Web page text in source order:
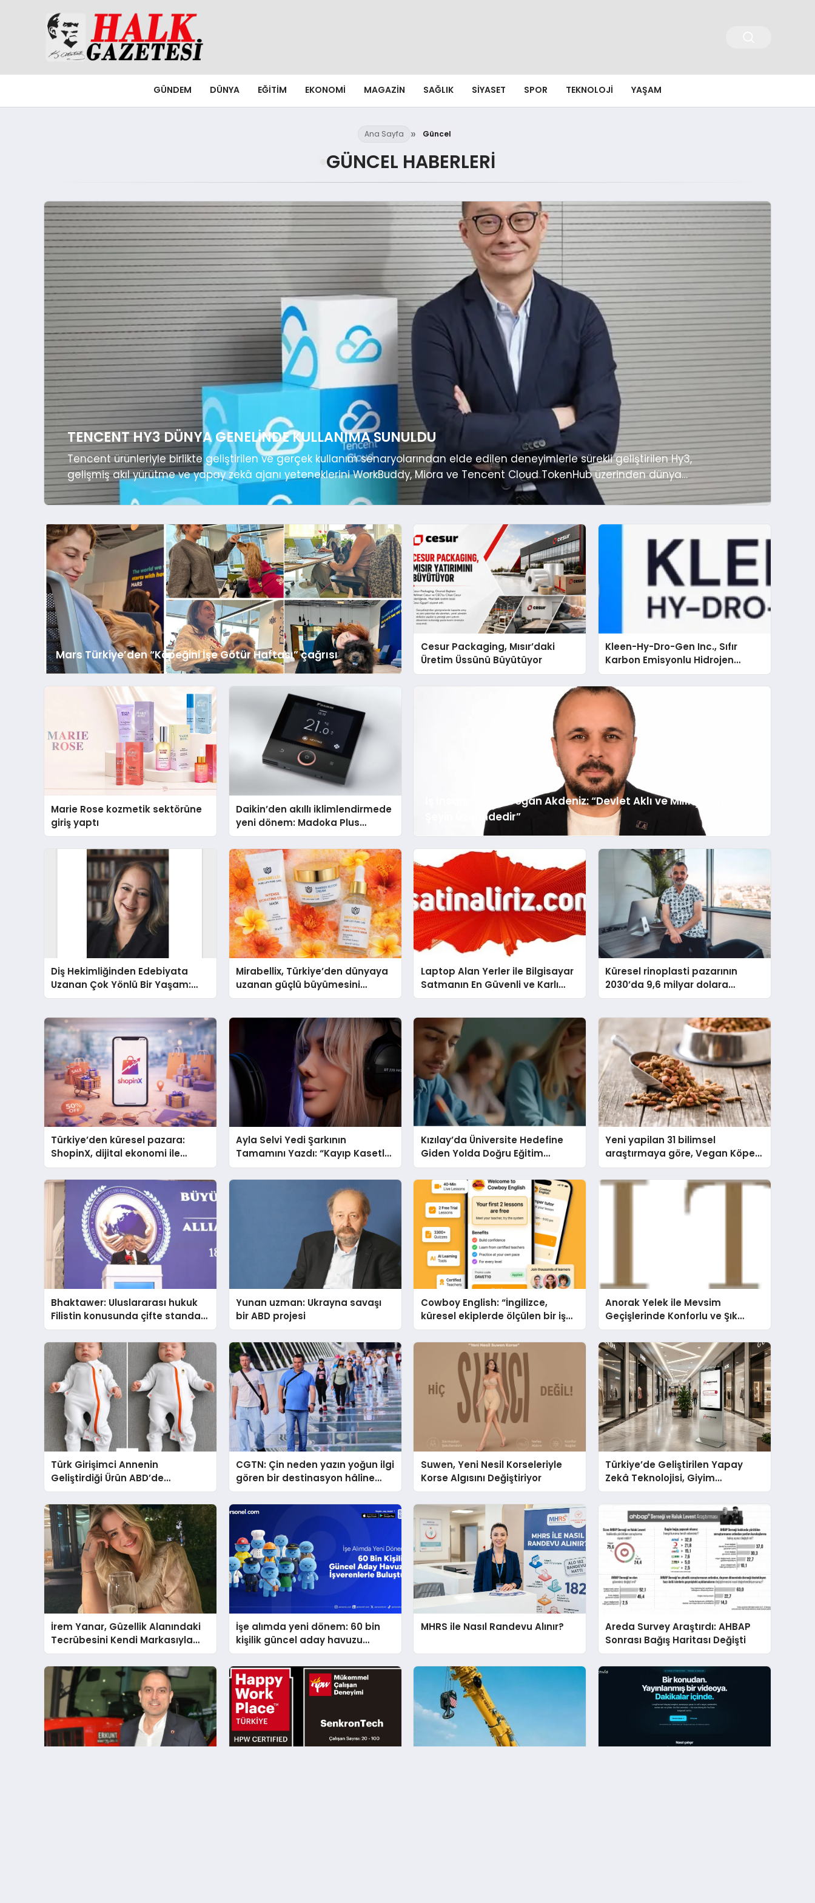
GÜNDEM DÜNYA EĞITIM EKONOMI MAGAZIN SAĞLIK SIYASET SPOR TEKNOLOJI YAŞAM
Ana Sayfa Güncel
GÜNCEL HABERLERI
TENCENT HY3 DÜNYA GENELINDE KULLANIMA SUNULDU
Tencent ürünleriyle birlikte geliştirilen ve gerçek kullanım senaryolarından elde edilen deneyimlerle sürekli geliştirilen Hy3,
gelişmiş akıl yürütme ve yapay zekâ ajanı yeteneklerini WorkBuddy, Miora ve Tencent Cloud TokenHub üzerinden dünya
genelindeki kullanıcılara sunuyor. Tencent, 6 Temmuz’da resmi olarak kullanıma sunulan Tencent Hy3’ün (eski adıyla Tencent
Hunyuan) uluslararası erişiminin genişletildiğini bugün duyurdu. Bu adımla birlikte geliştiriciler,...
Mars Türkiye’den “Köpeğini İşe Götür Haftası” çağrısı
Cesur Packaging, Mısır’daki
Üretim Üssünü Büyütüyor
Kleen-Hy-Dro-Gen Inc., Sıfır
Karbon Emisyonlu Hidrojen
Isıtma Teknolojisinde ISO ve
TSSA Düzenleyici Onaylarını Aldı
Marie Rose kozmetik sektörüne
giriş yaptı
Daikin’den akıllı iklimlendirmede
yeni dönem: Madoka Plus
Türkiye’de
İş İnsanı-Yazar Doğan Akdeniz: “Devlet Aklı ve Milli Çıkarlar Her
Şeyin Üzerindedir”
Diş Hekimliğinden Edebiyata
Uzanan Çok Yönlü Bir Yaşam:
Yeşim Şahin Yaman
Mirabellix, Türkiye’den dünyaya
uzanan güçlü büyümesini
sürdürüyor
Laptop Alan Yerler ile Bilgisayar
Satmanın En Güvenli ve Karlı
Yolu
Küresel rinoplasti pazarının
2030’da 9,6 milyar dolara
ulaşması bekleniyor
Türkiye’den küresel pazara:
ShopinX, dijital ekonomi ile
gerçek dünya alışverişini bir
araya getirmeyi hedefliyor
Ayla Selvi Yedi Şarkının
Tamamını Yazdı: “Kayıp Kasetler
1” 31 Temmuz’da Yayında
Kızılay’da Üniversite Hedefine
Giden Yolda Doğru Eğitim
Desteği
Yeni yapilan 31 bilimsel
araştırmaya göre, Vegan Köpek
Maması ve Vegan Kedi
Mamasının İyi Sindirildiğini
Bhaktawer: Uluslararası hukuk
Filistin konusunda çifte standart
uyguluyor
Yunan uzman: Ukrayna savaşı
bir ABD projesi
Cowboy English: “İngilizce,
küresel ekiplerde ölçülen bir iş
yetkinliğine dönüşüyor”
Anorak Yelek ile Mevsim
Geçişlerinde Konforlu ve Şık
Kombinler Oluşturun
Türk Girişimci Annenin
Geliştirdiği Ürün ABD’de
Bebeklerde Güvenli Uyku
Standardına Yeni Bir Bakış Açısı
Getiriyor.
CGTN: Çin neden yazın yoğun ilgi
gören bir destinasyon hâline
geldi?
Suwen, Yeni Nesil Korseleriyle
Korse Algısını Değiştiriyor
Türkiye’de Geliştirilen Yapay
Zekâ Teknolojisi, Giyim
Mağazalarında Sanal Deneme
Dönemini Başlatıyor
İrem Yanar, Güzellik Alanındaki
Tecrübesini Kendi Markasıyla
Geleceğe Taşıyor
İşe alımda yeni dönem: 60 bin
kişilik güncel aday havuzu
işverenlerle buluştu!
MHRS ile Nasıl Randevu Alınır?
Areda Survey Araştırdı: AHBAP
Sonrası Bağış Haritası Değişti